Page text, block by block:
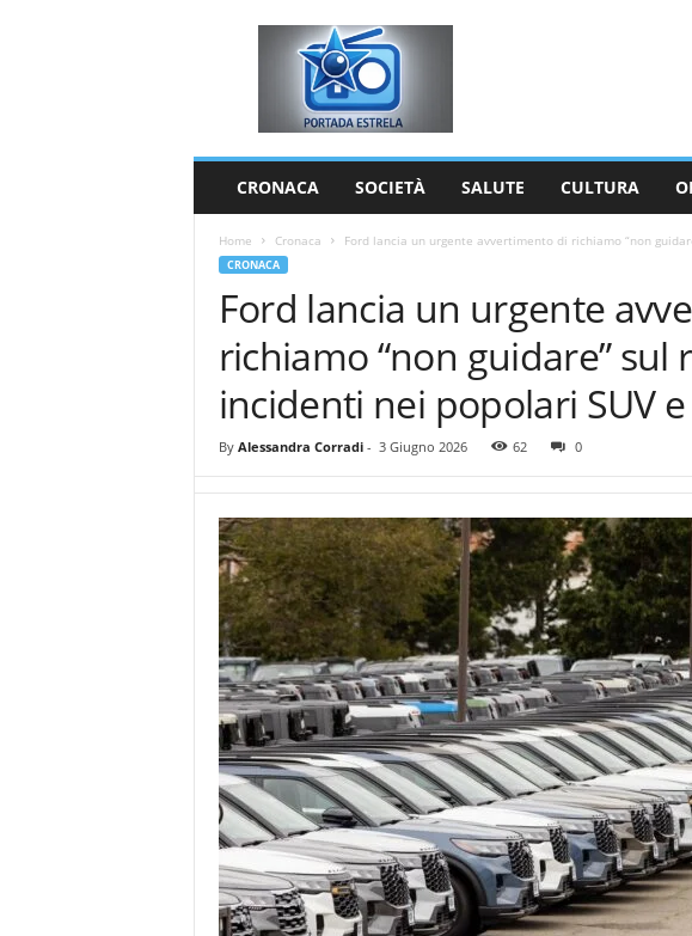
CRONACA SOCIETÀ SALUTE CULTURA
Home Cronaca Ford lancia un urgente avvertimento di richiamo “non
CRONACA
Ford lancia un urgente
richiamo “non guidare” sul
incidenti nei popolari SUV
By Alessandra Corradi- 3 Giugno 2026 62 0